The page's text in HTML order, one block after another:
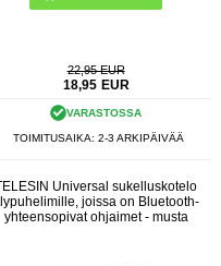
22,95 EUR
18,95 EUR
VARASTOSSA
TOIMITUSAIKA: 2-3 ARKIPÄIVÄÄ
Universal sukelluskotelo
joissa on Bluetooth-
yhteensopivat ohjaimet - musta